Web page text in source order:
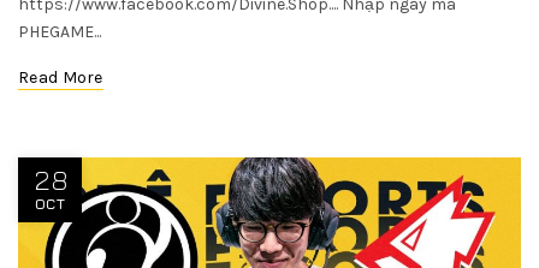
https://www.facebook.com/Divine.Shop.... Nhập ngay mã
PHEGAME...
Read More
28
OCT